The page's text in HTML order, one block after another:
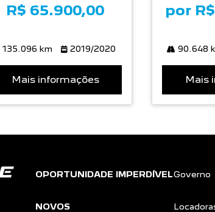
R$ 65.900,00
135.096 km 2019/2020
Mais informações
por
90.648
Mais
OPORTUNIDADE IMPERDÍVEL
NOVOS
Governo